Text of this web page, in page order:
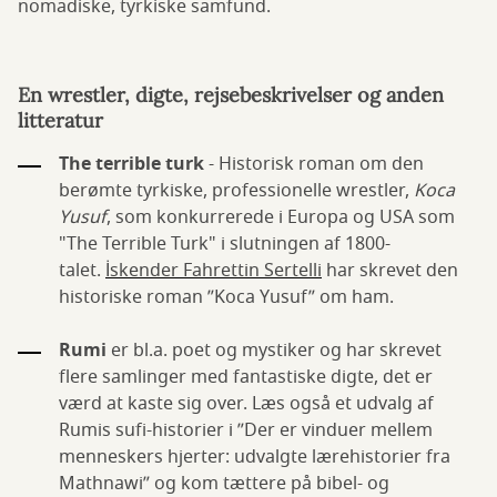
nomadiske, tyrkiske samfund.
En wrestler, digte, rejsebeskrivelser og anden
litteratur
The terrible turk- Historisk roman om den
berømte tyrkiske, professionelle wrestler, Koca
Yusuf, som konkurrerede i Europa og USA som
"The Terrible Turk" i slutningen af 1800-
talet. İskender Fahrettin Sertelli har skrevet den
historiske roman ”Koca Yusuf” om ham.
Rumi er bl.a. poet og mystiker og har skrevet
flere samlinger med fantastiske digte, det er
værd at kaste sig over. Læs også et udvalg af
Rumis sufi-historier i ”Der er vinduer mellem
menneskers hjerter: udvalgte lærehistorier fra
Mathnawi” og kom tættere på bibel- og